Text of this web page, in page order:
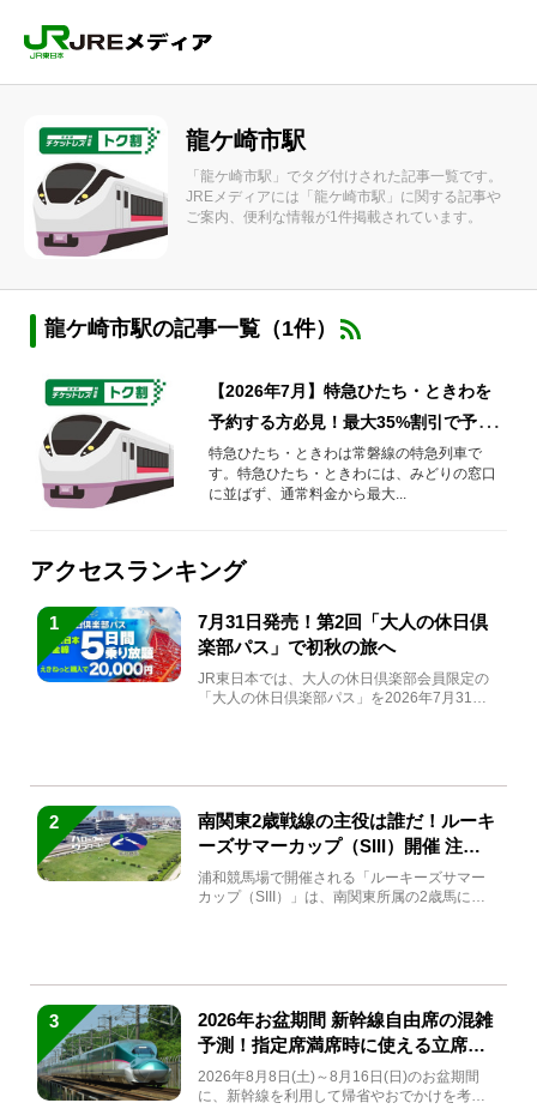
龍ケ崎市駅
「龍ケ崎市駅」でタグ付けされた記事一覧です。
JREメディアには「龍ケ崎市駅」に関する記事や
ご案内、便利な情報が1件掲載されています。
龍ケ崎市駅の記事一覧（1件）
【2026年7月】特急ひたち・ときわを
予約する方必見！最大35%割引で予約
する方法や知っておきたい情報を解
説！
特急ひたち・ときわは常磐線の特急列車で
す。特急ひたち・ときわには、みどりの窓口
に並ばず、通常料金から最大...
アクセスランキング
1
7月31日発売！第2回「大人の休日倶
楽部パス」で初秋の旅へ
JR東日本では、大人の休日倶楽部会員限定の
「大人の休日倶楽部パス」を2026年7月31日
2
南関東2歳戦線の主役は誰だ！ルーキ
ーズサマーカップ（SIII）開催 注目
馬と見どころをチェック
浦和競馬場で開催される「ルーキーズサマー
カップ（SIII）」は、南関東所属の2歳馬によ
3
2026年お盆期間 新幹線自由席の混雑
予測！指定席満席時に使える立席特
急券も解説
2026年8月8日(土)～8月16日(日)のお盆期間
に、新幹線を利用して帰省やおでかけを考え